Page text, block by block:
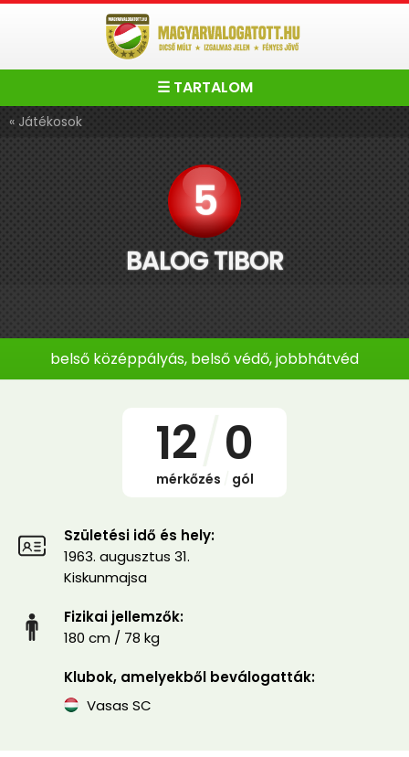
☰ TARTALOM
« Játékosok
5
BALOG TIBOR
belső középpályás, belső védő, jobbhátvéd
12 0
mérkőzés gól
Születési idő és hely:
1963. augusztus 31.
Kiskunmajsa
Fizikai jellemzők:
180 cm / 78 kg
Klubok, amelyekből beválogatták:
Vasas SC